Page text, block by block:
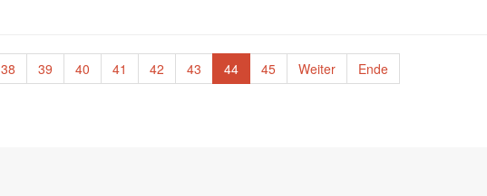
38 39 40 41 42 43 44 45 Weiter Ende